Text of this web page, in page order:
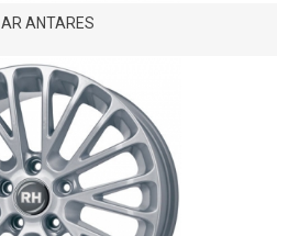
AR ANTARES